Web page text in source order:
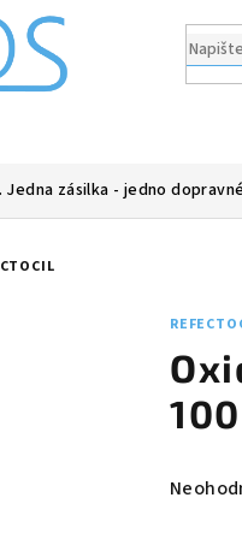
. Jedna zásilka - jedno